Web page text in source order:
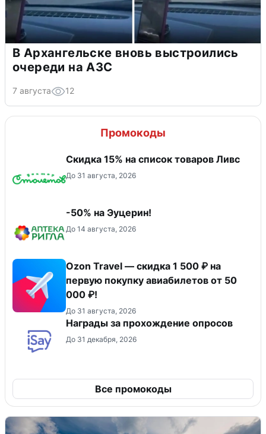
В Архангельске вновь выстроились
очереди на АЗС
7 августа 12
Промокоды
Скидка 15% на список товаров Ливс
До 31 августа, 2026
-50% на Эуцерин!
До 14 августа, 2026
Ozon Travel — скидка 1 500 ₽ на
первую покупку авиабилетов от 50
000 ₽!
До 31 августа, 2026
Награды за прохождение опросов
До 31 декабря, 2026
Все промокоды